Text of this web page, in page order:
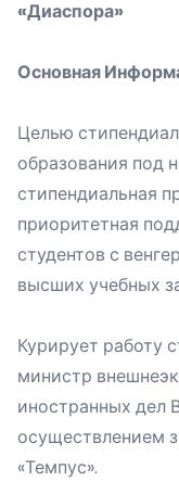
«Диаспора»
Основная
Целью
образования под
стипендиальная
приоритетная
студентов с
высших учебных
Курирует работу
министр
иностранных дел
осуществлением
«Темпус».